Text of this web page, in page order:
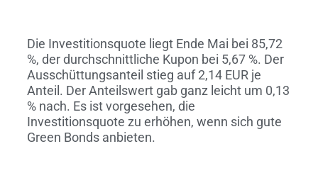
Die Investitionsquote liegt Ende Mai bei 85,72
%, der durchschnittliche Kupon bei 5,67 %. Der
Ausschüttungsanteil stieg auf 2,14 EUR je
Anteil. Der Anteilswert gab ganz leicht um 0,13
% nach. Es ist vorgesehen, die
Investitionsquote zu erhöhen, wenn sich gute
Green Bonds anbieten.